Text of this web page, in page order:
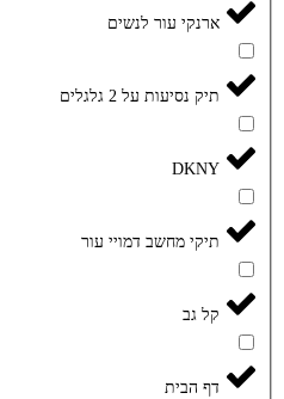
ארנקי עור לנשים
תיק נסיעות על 2 גלגלים
DKNY
תיקי מחשב דמויי עור
קל גב
דף הבית